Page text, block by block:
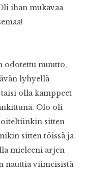
ihan mukavaa
odotettu muutto,
lyhyellä
olla kamppeet
Olo oli
sitten
sitten töissä ja
mieleeni arjen
nauttia viimeisistä